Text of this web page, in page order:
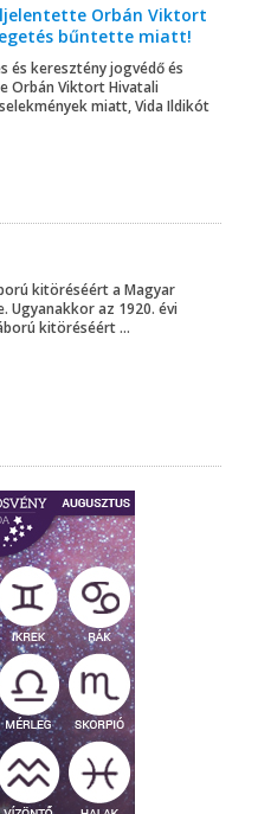
Orbán Viktort
bűntette miatt!
és keresztény jogvédő és
Orbán Viktort Hivatali
miatt, Vida Ildikót
kitöréséért a Magyar
Ugyanakkor az 1920. évi
kitöréséért ...